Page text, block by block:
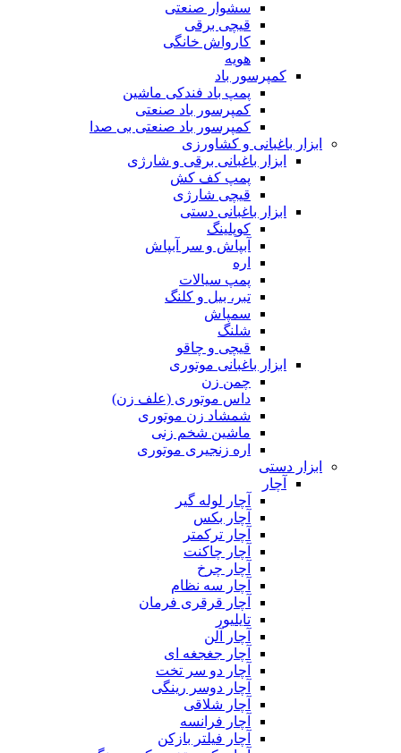
سشوار صنعتی
قیچی برقی
کارواش خانگی
هویه
کمپرسور باد
پمپ باد فندکی ماشین
کمپرسور باد صنعتی
کمپرسور باد صنعتی بی صدا
ابزار باغبانی و کشاورزی
ابزار باغبانی برقی و شارژی
پمپ کف کش
قیچی شارژی
ابزار باغبانی دستی
کوپلینگ
آبپاش و سر آبپاش
اره
پمپ سیالات
تبر، بیل و کلنگ
سمپاش
شلنگ
قیچی و چاقو
ابزار باغبانی موتوری
چمن زن
داس موتوری (علف زن)
شمشاد زن موتوری
ماشین شخم زنی
اره زنجیری موتوری
ابزار دستی
آچار
آچار لوله گیر
آچار بکس
آچار ترکمتر
آچار چاکنت
آچار چرخ
آچار سه نظام
آچار قرقری فرمان
تایلیور
آچار آلن
آچار جغجغه ای
آچار دو سر تخت
آچار دوسر رینگی
آچار شلاقی
آچار فرانسه
آچار فیلتر بازکن